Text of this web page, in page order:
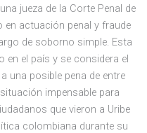
jueza de la Corte Penal de
actuación penal y fraude
de soborno simple. Esta
en el país y se considera el
una posible pena de entre
impensable para
que vieron a Uribe
colombiana durante su